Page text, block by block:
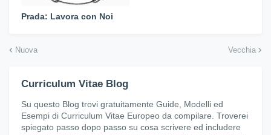
Prada: Lavora con Noi
Nuova Vecchia
Curriculum Vitae Blog
Su questo Blog trovi gratuitamente Guide, Modelli ed
Esempi di Curriculum Vitae Europeo da compilare. Troverei
spiegato passo dopo passo su cosa scrivere ed includere